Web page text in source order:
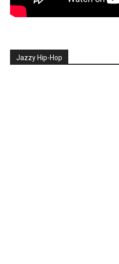
Jazzy Hip-Hop